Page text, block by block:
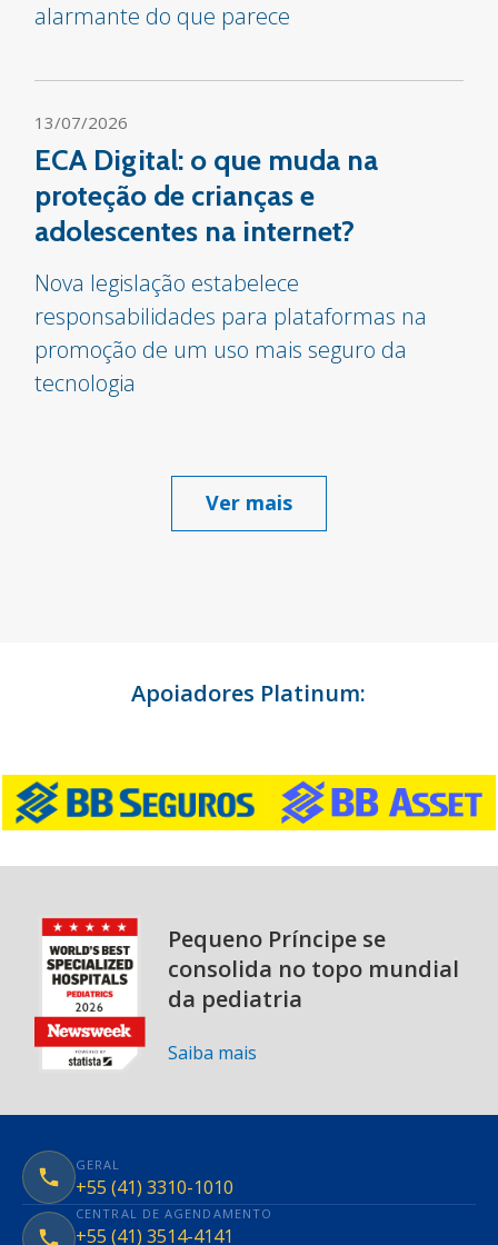
alarmante do que parece
13/07/2026
ECA Digital: o que muda na
proteção de crianças e
adolescentes na internet?
Nova legislação estabelece
responsabilidades para plataformas na
promoção de um uso mais seguro da
tecnologia
Ver mais
Apoiadores Platinum:
Pequeno Príncipe se
consolida no topo mundial
da pediatria
Saiba mais
GERAL
+55 (41) 3310-1010
CENTRAL DE AGENDAMENTO
+55 (41) 3514-4141